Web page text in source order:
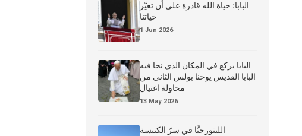
البابا: حياة الله قادرة على أن تغيّر
حياتنا
1 Jun 2026
البابا يركع في المكان الذي نجا فيه
البابا القديس يوحنا بولس الثاني من
محاولة اغتيال
13 May 2026
الليتورجيَّا في سرّ الكنيسة